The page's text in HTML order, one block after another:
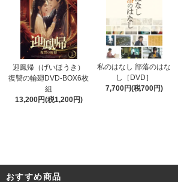
迎鳳帰（げいほうき）
復讐の輪廻DVD-BOX6枚
組
13,200円(税1,200円)
私のはなし 部落のはな
し［DVD］
7,700円(税700円)
おすすめ商品